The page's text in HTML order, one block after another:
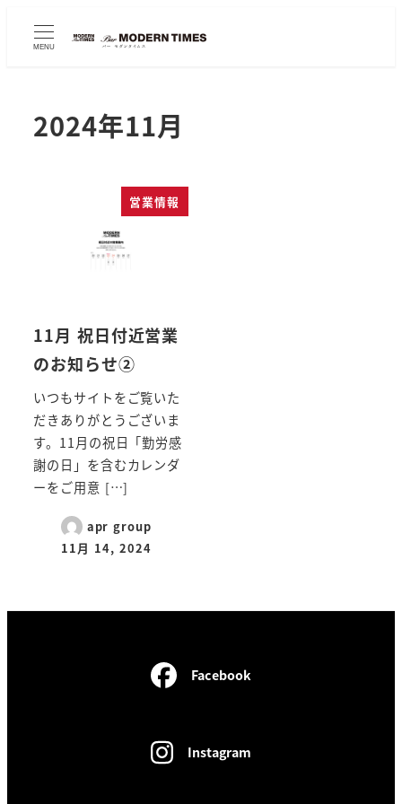
MENU
2024年11月
営業情報
11月 祝日付近営業
のお知らせ②
いつもサイトをご覧いた
だきありがとうございま
す。11月の祝日「勤労感
謝の日」を含むカレンダ
ーをご用意 […]
apr group
11月 14, 2024
Facebook
Instagram